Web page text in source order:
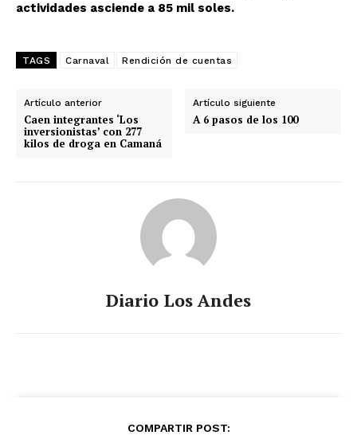
actividades asciende a 85 mil soles.
TAGS Carnaval Rendición de cuentas
Artículo anterior
Caen integrantes ‘Los
inversionistas’ con 277
kilos de droga en Camaná
Artículo siguiente
A 6 pasos de los 100
Diario Los Andes
COMPARTIR POST: